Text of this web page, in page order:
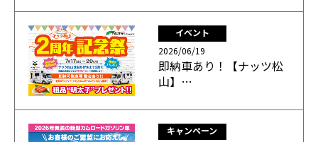
イベント
2026/06/19
即納車あり！【ナッツ松
山】…
キャンペーン